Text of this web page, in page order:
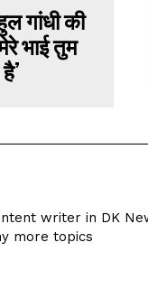
गांधी की
भाई तुम
writer in DK
more topics